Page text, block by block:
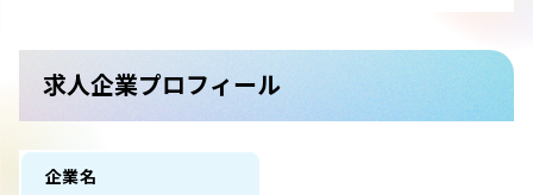
求人企業プロフィール
企業名